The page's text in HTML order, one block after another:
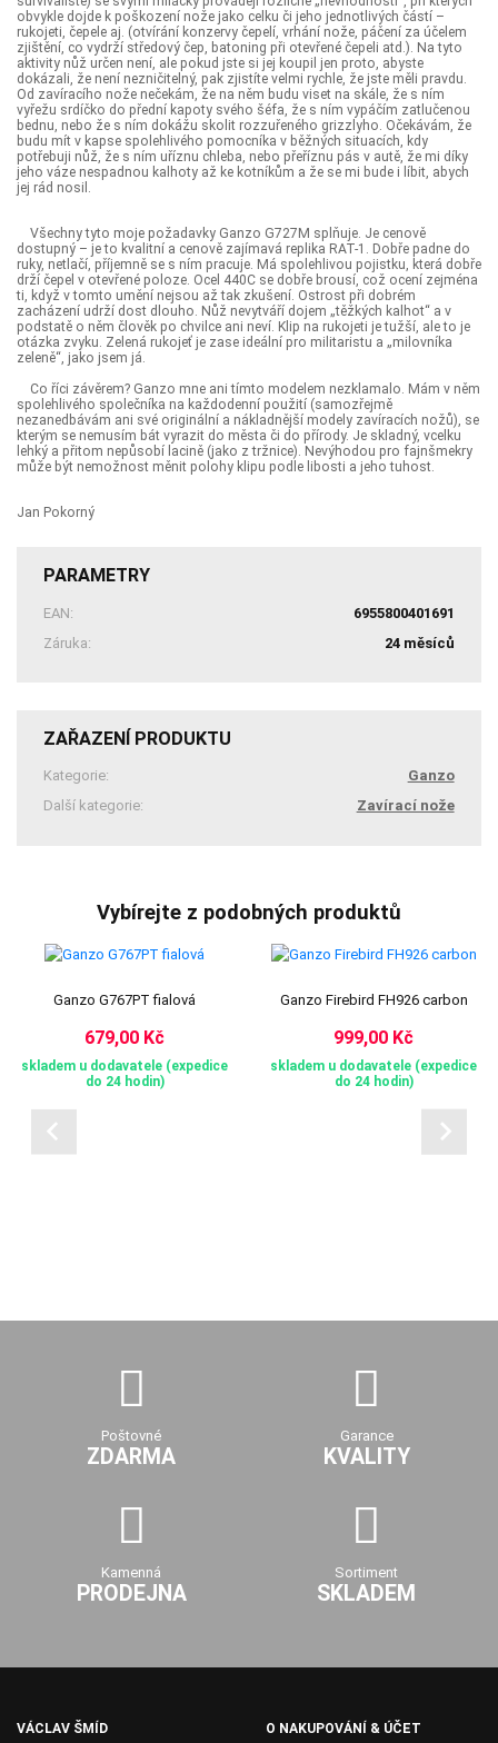
obvykle dojde k poškození nože jako celku či jeho jednotlivých částí –
rukojeti, čepele aj. (otvírání konzervy čepelí, vrhání nože, páčení za účelem
zjištění, co vydrží středový čep, batoning při otevřené čepeli atd.). Na tyto
aktivity nůž určen není, ale pokud jste si jej koupil jen proto, abyste
dokázali, že není nezničitelný, pak zjistíte velmi rychle, že jste měli pravdu.
Od zavíracího nože nečekám, že na něm budu viset na skále, že s ním
vyřežu srdíčko do přední kapoty svého šéfa, že s ním vypáčím zatlučenou
bednu, nebo že s ním dokážu skolit rozzuřeného grizzlyho. Očekávám, že
budu mít v kapse spolehlivého pomocníka v běžných situacích, kdy
potřebuji nůž, že s ním uříznu chleba, nebo přeříznu pás v autě, že mi díky
jeho váze nespadnou kalhoty až ke kotníkům a že se mi bude i líbit, abych
jej rád nosil.
Všechny tyto moje požadavky Ganzo G727M splňuje. Je cenově
dostupný – je to kvalitní a cenově zajímavá replika RAT-1. Dobře padne do
ruky, netlačí, příjemně se s ním pracuje. Má spolehlivou pojistku, která dobře
drží čepel v otevřené poloze. Ocel 440C se dobře brousí, což ocení zejména
ti, když v tomto umění nejsou až tak zkušení. Ostrost při dobrém
zacházení udrží dost dlouho. Nůž nevytváří dojem „těžkých kalhot“ a v
podstatě o něm člověk po chvilce ani neví. Klip na rukojeti je tužší, ale to je
otázka zvyku. Zelená rukojeť je zase ideální pro militaristu a „milovníka
zeleně“, jako jsem já.
Co říci závěrem? Ganzo mne ani tímto modelem nezklamalo. Mám v něm
spolehlivého společníka na každodenní použití (samozřejmě
nezanedbávám ani své originální a nákladnější modely zavíracích nožů), se
kterým se nemusím bát vyrazit do města či do přírody. Je skladný, vcelku
lehký a přitom nepůsobí lacině (jako z tržnice). Nevýhodou pro fajnšmekry
může být nemožnost měnit polohy klipu podle libosti a jeho tuhost.
Jan Pokorný
PARAMETRY
EAN:
6955800401691
Záruka:
24 měsíců
ZAŘAZENÍ PRODUKTU
Kategorie:
Ganzo
Další kategorie:
Zavírací nože
Vybírejte z podobných produktů
Ganzo G767PT fialová
679,00 Kč
skladem u dodavatele (expedice
do 24 hodin)
Ganzo Firebird FH926 carbon
999,00 Kč
skladem u dodavatele (expedice
do 24 hodin)
Poštovné
ZDARMA
Garance
KVALITY
Kamenná
PRODEJNA
Sortiment
SKLADEM
VÁCLAV ŠMÍD O NAKUPOVÁNÍ & ÚČET